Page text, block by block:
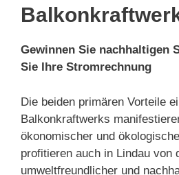
Gewinnen Sie nachhaltigen
Sie Ihre Stromrechnung
Die beiden primären Vorteile
Balkonkraftwerks
ökonomischer und
profitieren auch in Lindau von
umweltfreundlicher und